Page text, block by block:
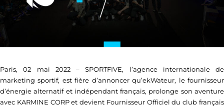
Paris, 02 mai 2022 – SPORTFIVE, l’agence internationale de
marketing sportif, est fière d’annoncer qu’ekWateur, le fournisseur
d’énergie alternatif et indépendant français, prolonge son aventure
avec KARMINE CORP et devient Fournisseur Officiel du club français